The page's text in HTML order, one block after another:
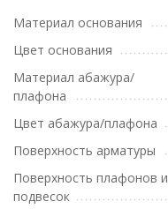
Материал основания
Цвет основания
Материал абажура/
плафона
Цвет абажура/плафона
Поверхность арматуры
Поверхность плафонов и
подвесок